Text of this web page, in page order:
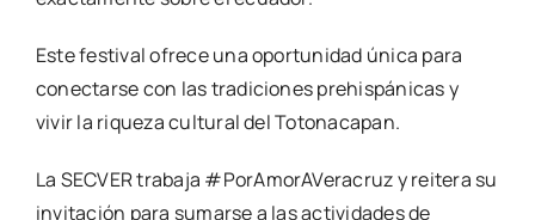
Este festival ofrece una oportunidad única para
conectarse con las tradiciones prehispánicas y
vivir la riqueza cultural del Totonacapan.
La SECVER trabaja #PorAmorAVeracruz y reitera su
invitación para sumarse a las actividades de